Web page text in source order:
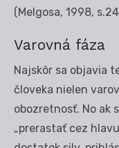
(Melgosa, 1998,
Varovná fáza
Najskôr sa objavia
človeka nielen
obozretnosť. No ak
„prerastať cez